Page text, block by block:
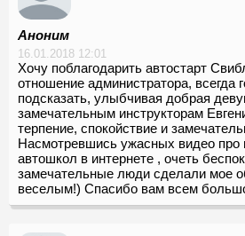
Аноним
16.01.2018 12:01
Хочу поблагодарить автостарт
отношение администратора, всегда
подсказать, улыбчивая добрая
замечательным инструкторам
терпение, спокойствие и
Насмотревшись ужасных видео про
автошкол в интернете , очеть
замечательные люди сделали мое
веселым!) Спасибо вам всем